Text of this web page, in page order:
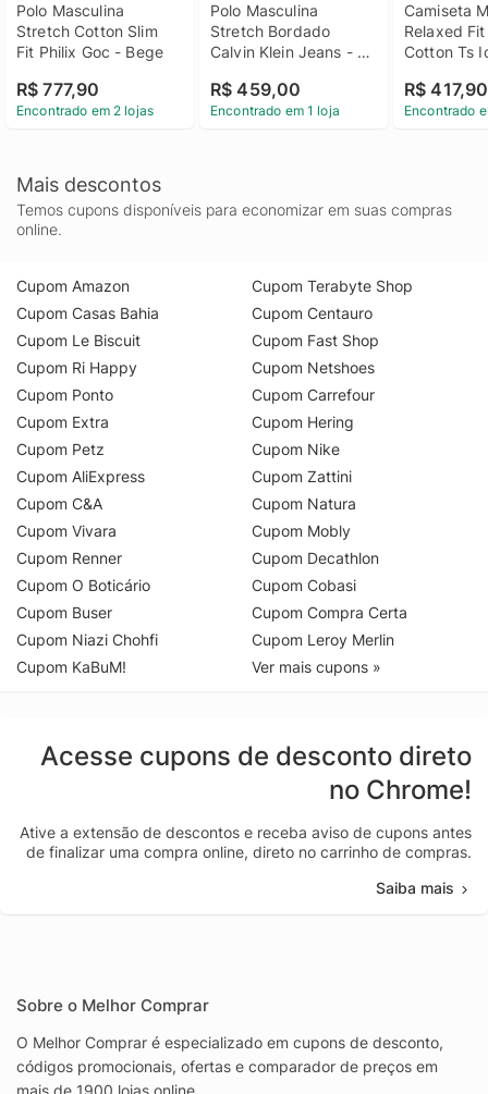
Polo Masculina
Stretch Cotton Slim
Fit Philix Goc - Bege
R$ 777,90
Encontrado em 2 lojas
Polo Masculina
Stretch Bordado
Calvin Klein Jeans -
Masculina Stretch
Bordado Calvin Klein
R$ 459,00
Encontrado em 1 loja
Camiseta
Relaxed
Cotton Ts
R$ 417,90
Encontrado
Mais descontos
Temos cupons disponíveis para economizar em suas compras
online.
Cupom Amazon
Cupom Casas Bahia
Cupom Le Biscuit
Cupom Ri Happy
Cupom Ponto
Cupom Extra
Cupom Petz
Cupom AliExpress
Cupom C&A
Cupom Vivara
Cupom Renner
Cupom O Boticário
Cupom Buser
Cupom Niazi Chohfi
Cupom KaBuM!
Cupom Terabyte Shop
Cupom Centauro
Cupom Fast Shop
Cupom Netshoes
Cupom Carrefour
Cupom Hering
Cupom Nike
Cupom Zattini
Cupom Natura
Cupom Mobly
Cupom Decathlon
Cupom Cobasi
Cupom Compra Certa
Cupom Leroy Merlin
Ver mais cupons »
Acesse cupons de desconto direto
no Chrome!
Ative a extensão de descontos e receba aviso de cupons antes
de finalizar uma compra online, direto no carrinho de compras.
Saiba mais
Sobre o Melhor Comprar
O Melhor Comprar é especializado em cupons de desconto,
códigos promocionais, ofertas e comparador de preços em